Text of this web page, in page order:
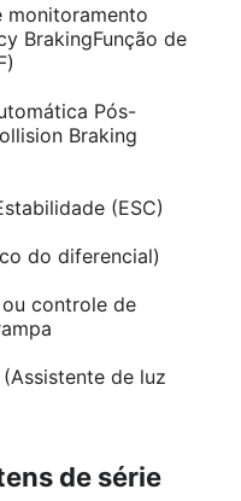
monitoramento
BrakingFunção de
Pós-
Braking
(ESC)
do diferencial)
controle de
de luz
de série